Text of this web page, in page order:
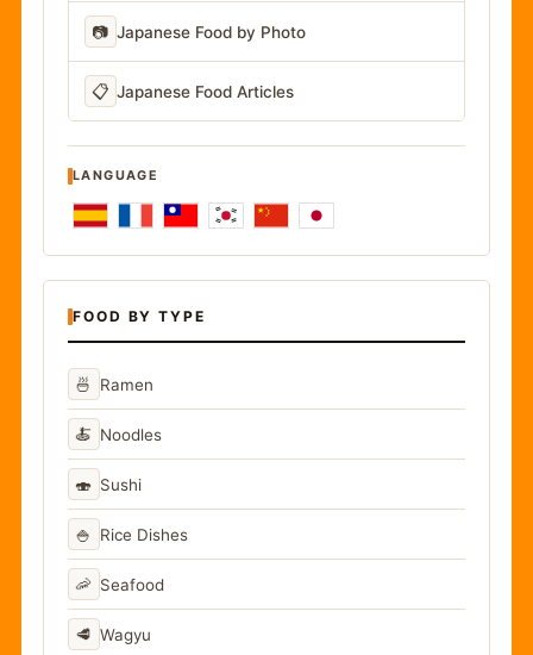
📷 Japanese Food by Photo
📋 Japanese Food Articles
LANGUAGE
FOOD BY TYPE
🍜 Ramen
🍝 Noodles
🍣 Sushi
🍚 Rice Dishes
🦐 Seafood
🥩 Wagyu